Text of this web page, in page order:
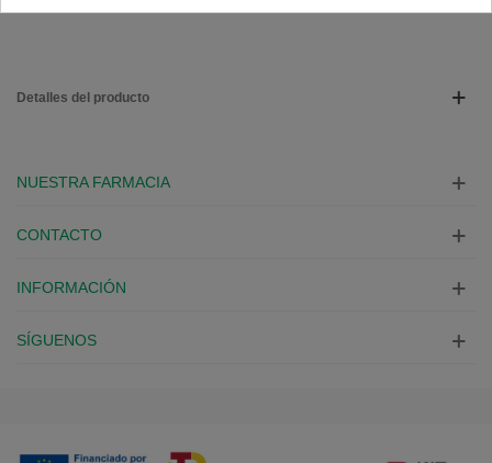
Detalles del producto
NUESTRA FARMACIA
CONTACTO
INFORMACIÓN
SÍGUENOS